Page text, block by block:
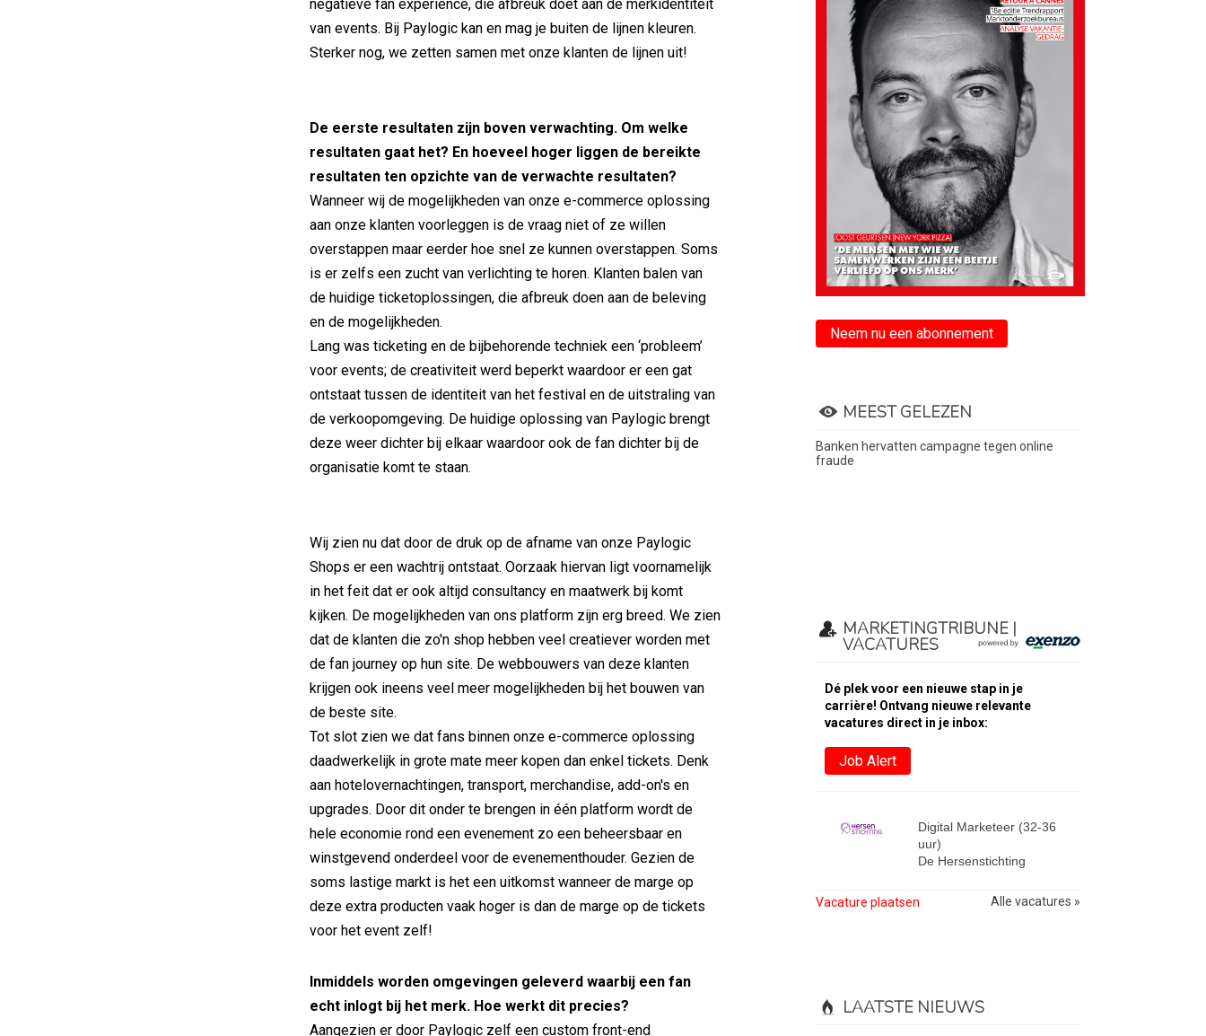
negatieve fan experience, die afbreuk doet aan de merkidentiteit
van events. Bij Paylogic kan en mag je buiten de lijnen kleuren.
Sterker nog, we zetten samen met onze klanten de lijnen uit!
De eerste resultaten zijn boven verwachting. Om welke
resultaten gaat het? En hoeveel hoger liggen de bereikte
resultaten ten opzichte van de verwachte resultaten?
Wanneer wij de mogelijkheden van onze e-commerce oplossing
aan onze klanten voorleggen is de vraag niet of ze willen
overstappen maar eerder hoe snel ze kunnen overstappen. Soms
is er zelfs een zucht van verlichting te horen. Klanten balen van
de huidige ticketoplossingen, die afbreuk doen aan de beleving
en de mogelijkheden.
Lang was ticketing en de bijbehorende techniek een ‘probleem’
voor events; de creativiteit werd beperkt waardoor er een gat
ontstaat tussen de identiteit van het festival en de uitstraling van
de verkoopomgeving. De huidige oplossing van Paylogic brengt
deze weer dichter bij elkaar waardoor ook de fan dichter bij de
organisatie komt te staan.
Wij zien nu dat door de druk op de afname van onze Paylogic
Shops er een wachtrij ontstaat. Oorzaak hiervan ligt voornamelijk
in het feit dat er ook altijd consultancy en maatwerk bij komt
kijken. De mogelijkheden van ons platform zijn erg breed. We zien
dat de klanten die zo'n shop hebben veel creatiever worden met
de fan journey op hun site. De webbouwers van deze klanten
krijgen ook ineens veel meer mogelijkheden bij het bouwen van
de beste site.
Tot slot zien we dat fans binnen onze e-commerce oplossing
daadwerkelijk in grote mate meer kopen dan enkel tickets. Denk
aan hotelovernachtingen, transport, merchandise, add-on's en
upgrades. Door dit onder te brengen in één platform wordt de
hele economie rond een evenement zo een beheersbaar en
winstgevend onderdeel voor de evenementhouder. Gezien de
soms lastige markt is het een uitkomst wanneer de marge op
deze extra producten vaak hoger is dan de marge op de tickets
voor het event zelf!
Inmiddels worden omgevingen geleverd waarbij een fan
echt inlogt bij het merk. Hoe werkt dit precies?
Aangezien er door Paylogic zelf een custom front-end
Neem nu een abonnement
MEEST GELEZEN
Banken hervatten campagne tegen online
fraude
MARKETINGTRIBUNE |
VACATURES
Dé plek voor een nieuwe stap in je
carrière! Ontvang nieuwe relevante
vacatures direct in je inbox:
Job Alert
Digital Marketeer (32-36
uur)
De Hersenstichting
Vacature plaatsen Alle vacatures »
LAATSTE NIEUWS